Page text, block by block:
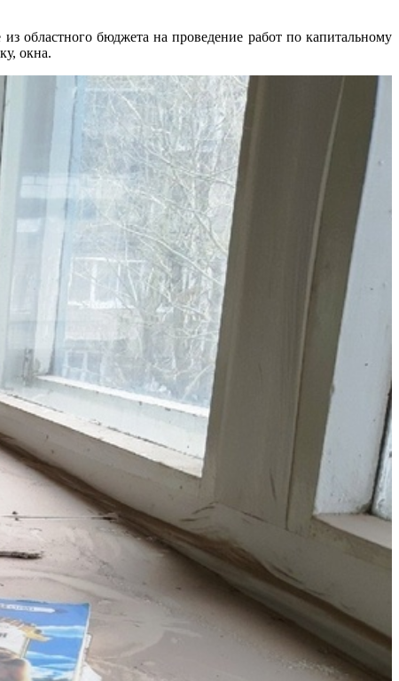
областного бюджета на проведение работ по капитальному
окна.